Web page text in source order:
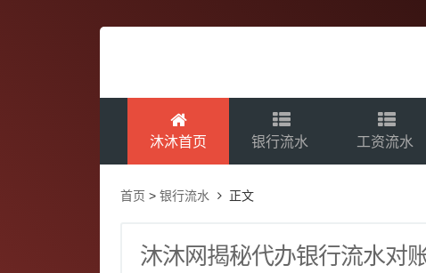
沐沐首页 银行流水 工资流水
首页 >银行流水 正文
沐沐网揭秘代办银行流水对